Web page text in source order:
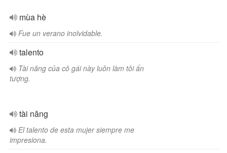
mùa hè
Fue un verano inolvidable.
talento
Tài năng của cô gái này luôn làm tôi ấn
tượng.
tài năng
El talento de esta mujer siempre me
impresiona.